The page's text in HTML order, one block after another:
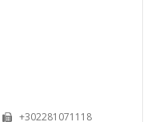
+302281071118